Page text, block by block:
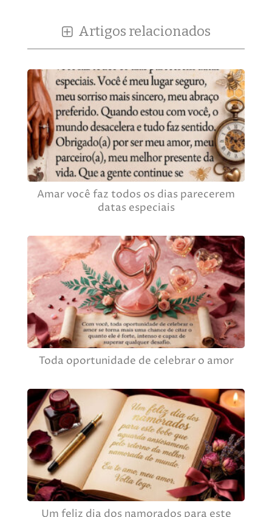
Artigos relacionados
Amar você faz todos os dias parecerem
datas especiais
Toda oportunidade de celebrar o amor